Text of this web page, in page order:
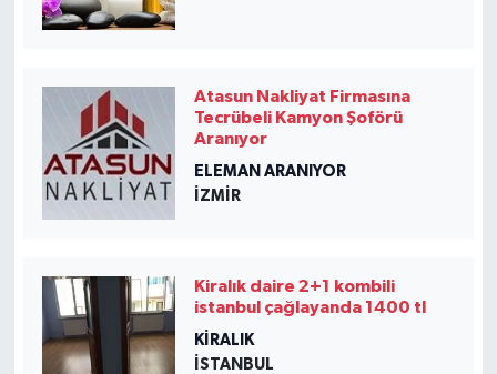
Atasun Nakliyat Firmasına
Tecrübeli Kamyon Şoförü
Aranıyor
ELEMAN ARANIYOR
İZMIR
Kiralık daire 2+1 kombili
istanbul çağlayanda 1400 tl
KIRALIK
İSTANBUL